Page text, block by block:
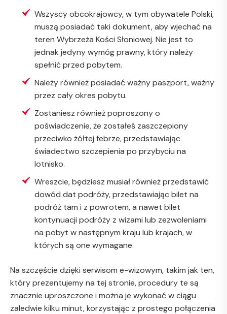
Wszyscy obcokrajowcy, w tym obywatele Polski,
muszą posiadać taki dokument, aby wjechać na
teren Wybrzeża Kości Słoniowej. Nie jest to
jednak jedyny wymóg prawny, który należy
spełnić przed pobytem.
Należy również posiadać ważny paszport, ważny
przez cały okres pobytu.
Zostaniesz również poproszony o
poświadczenie, że zostałeś zaszczepiony
przeciwko żółtej febrze, przedstawiając
świadectwo szczepienia po przybyciu na
lotnisko.
Wreszcie, będziesz musiał również przedstawić
dowód dat podróży, przedstawiając bilet na
podróż tam i z powrotem, a nawet bilet
kontynuacji podróży z wizami lub zezwoleniami
na pobyt w następnym kraju lub krajach, w
których są one wymagane.
Na szczęście dzięki serwisom e-wizowym, takim jak ten,
który prezentujemy na tej stronie, procedury te są
znacznie uproszczone i można je wykonać w ciągu
zaledwie kilku minut, korzystając z prostego połączenia